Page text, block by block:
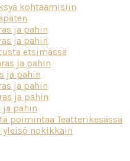
kohtaamisiin
ja pahin
ja pahin
etsimässä
ja pahin
ja pahin
ja pahin
ja pahin
ja pahin
poimintaa Teatterikesässä
nokikkain